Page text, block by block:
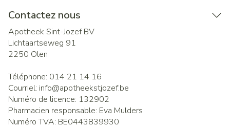
Contactez nous
Apotheek Sint-Jozef BV
Lichtaartseweg 91
2250 Olen
Téléphone: 014 21 14 16
Courriel: info@apotheekstjozef.be
Numéro de licence: 132902
Pharmacien responsable: Eva Mulders
Numéro TVA: BE0443839930